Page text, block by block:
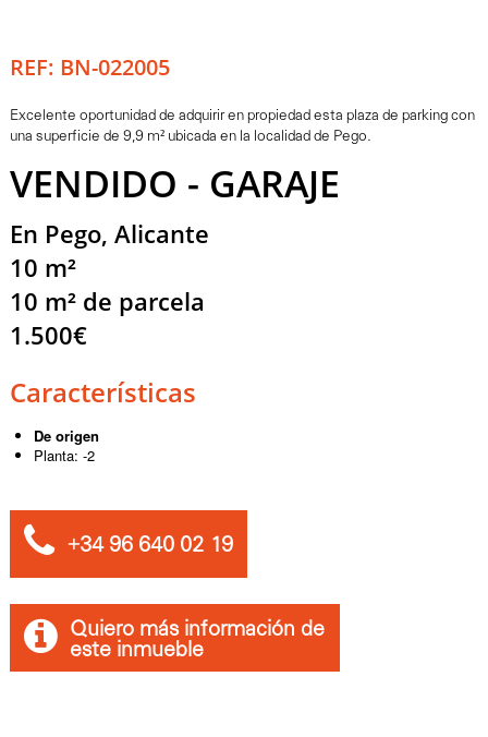
REF: BN-022005
Excelente oportunidad de adquirir en propiedad esta plaza de parking con
una superficie de 9,9 m² ubicada en la localidad de Pego.
VENDIDO - GARAJE
En Pego, Alicante
10 m²
10 m² de parcela
1.500€
Características
De origen
Planta: -2
+34 96 640 02 19
Quiero más información de
este inmueble